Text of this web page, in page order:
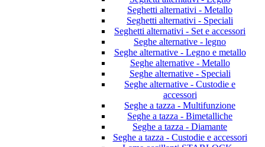
Seghetti alternativi - Metallo
Seghetti alternativi - Speciali
Seghetti alternativi - Set e accessori
Seghe alternative - legno
Seghe alternative - Legno e metallo
Seghe alternative - Metallo
Seghe alternative - Speciali
Seghe alternative - Custodie e
accessori
Seghe a tazza - Multifunzione
Seghe a tazza - Bimetalliche
Seghe a tazza - Diamante
Seghe a tazza - Custodie e accessori